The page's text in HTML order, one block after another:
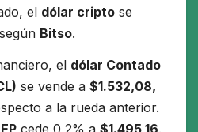
el dólar cripto se
según Bitso.
el dólar Contado
se vende a $1.532,08,
a la rueda anterior.